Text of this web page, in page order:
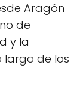
Aragón
de
y la
largo de los